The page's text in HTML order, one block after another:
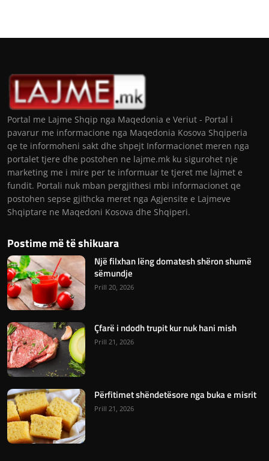
Portal me Lajme Shqip nga Maqedonia e Veriut - Portal i
pavarur me informacione nga Maqedonia Kosova Shqiperia
qe te informoheni sakt dhe shpejt Informacionet meren nga
portalet tjere dhe postohen ne lajme.mk ku sigurohet nje
marketing me i mire per te informuar te tjeret me lajmet e
fundit. Portali nuk mban pergjithesi mbi informacionet qe
postohen sepse gjithcka meret nga Agjensite e Lajmeve
Shqiptare ne Maqedoni Kosova dhe Shqiperi.
Postime më të shikuara
Një filxhan lëng domatesh shëron shumë
sëmundje
Prill 20, 2026
Çfarë i ndodh trupit kur nuk hani mish
Prill 21, 2026
Përfitimet shëndetësore nga buka e misrit
Prill 21, 2026